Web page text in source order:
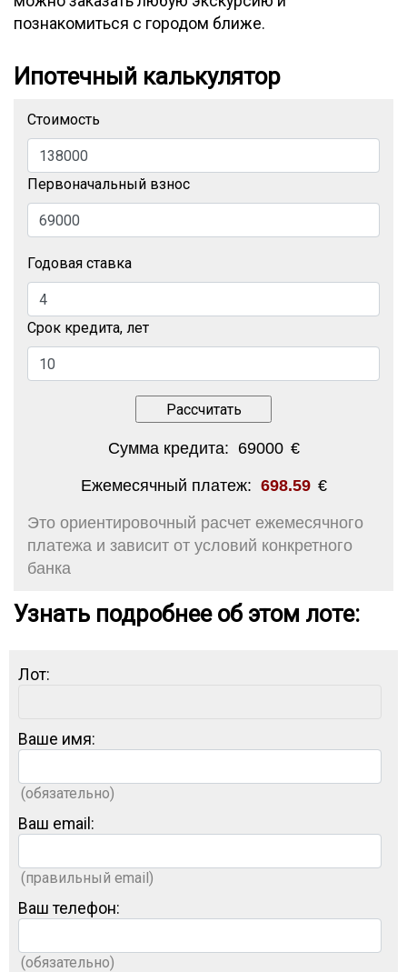
познакомиться с городом ближе.
Ипотечный калькулятор
Стоимость
Первоначальный взнос
Годовая ставка
Срок кредита, лет
Сумма кредита: 69000 €
Ежемесячный платеж: 698.59 €
Это ориентировочный расчет ежемесячного
платежа и зависит от условий конкретного
банка
Узнать подробнее об этом лоте:
Лот:
Ваше имя:
(обязательно)
Ваш email:
(правильный email)
Ваш телефон:
(обязательно)